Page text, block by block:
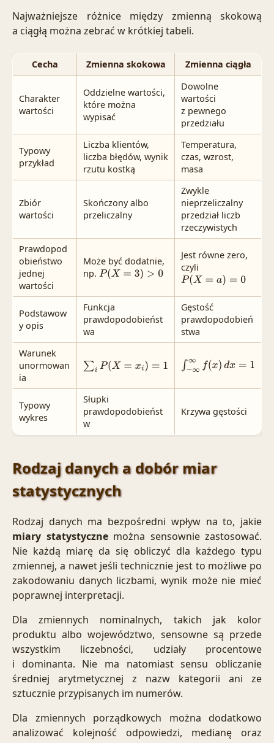
Najważniejsze różnice między zmienną skokową
a ciągłą można zebrać w krótkiej tabeli.
Cecha Zmienna skokowa Zmienna ciągła
Charakter
wartości
Oddzielne wartości,
które można
wypisać
Dowolne
wartości
z pewnego
przedziału
Typowy
przykład
Liczba klientów,
liczba błędów, wynik
rzutu kostką
Temperatura,
czas, wzrost,
masa
Zbiór
wartości
Skończony albo
przeliczalny
Zwykle
nieprzeliczalny
przedział liczb
rzeczywistych
Prawdopod
obieństwo
jednej
wartości
Może być dodatnie,
np. P(X=3 )>0
Jest równe zero,
czyli
P(X=a )=0
Podstawow
y opis
Funkcja
prawdopodobieńst
wa
Gęstość
prawdopodobień
stwa
Warunek
unormowan
ia
∑i P( X=xi)= 1 −∞ ∞f(x)d x=1
Typowy
wykres
Słupki
prawdopodobieńst
w
Krzywa gęstości
Rodzaj danych a dobór miar
statystycznych
Rodzaj danych ma bezpośredni wpływ na to, jakie
miary statystycznemożna sensownie zastosować.
Nie każdą miarę da się obliczyć dla każdego typu
zmiennej, a nawet jeśli technicznie jest to możliwe po
zakodowaniu danych liczbami, wynik może nie mieć
poprawnej interpretacji.
Dla zmiennych nominalnych, takich jak kolor
produktu albo województwo, sensowne są przede
wszystkim liczebności, udziały procentowe
i dominanta. Nie ma natomiast sensu obliczanie
średniej arytmetycznej z nazw kategorii ani ze
sztucznie przypisanych im numerów.
Dla zmiennych porządkowych można dodatkowo
analizować kolejność odpowiedzi, medianę oraz